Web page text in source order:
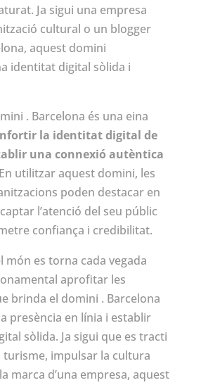
Ja sigui una empresa
cultural o un blogger
aquest domini
identitat digital sòlida i
. Barcelona és una eina
la identitat digital de
una connexió autèntica
utilitzar aquest domini, les
poden destacar en
l’atenció del seu públic
confiança i credibilitat.
món es torna cada vegada
aprofitar les
brinda el domini . Barcelona
presència en línia i establir
sòlida. Ja sigui que es tracti
impulsar la cultura
marca d’una empresa, aquest